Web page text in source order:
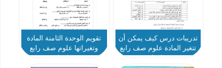
تدريبات درس كيف يمكن أن
تتغير المادة علوم صف رابع
تقويم الوحدة الثامنة المادة
وتغيراتها علوم صف رابع